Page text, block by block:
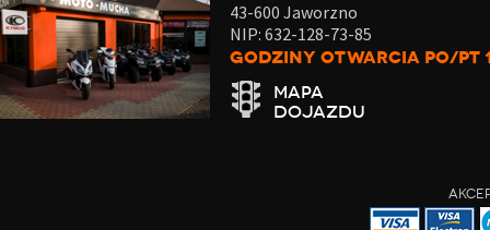
43-600 Jaworzno
NIP: 632-128-73-85
Godziny otwarcia Po/Pt
MAPA
DOJAZDU